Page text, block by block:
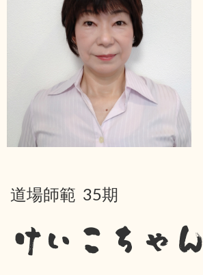
道場師範 35期
けいこちゃん